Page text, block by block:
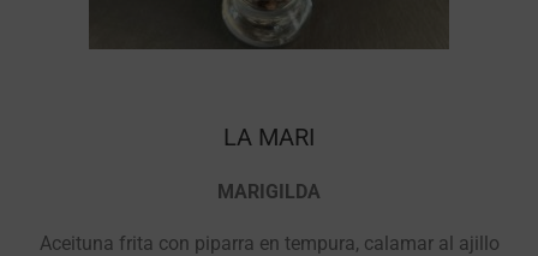
LA MARI
MARIGILDA
Aceituna frita con piparra en tempura, calamar al ajillo